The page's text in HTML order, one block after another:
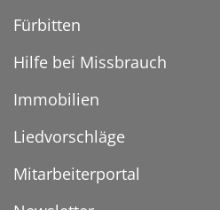
Fürbitten
Hilfe bei Missbrauch
Immobilien
Liedvorschläge
Mitarbeiterportal